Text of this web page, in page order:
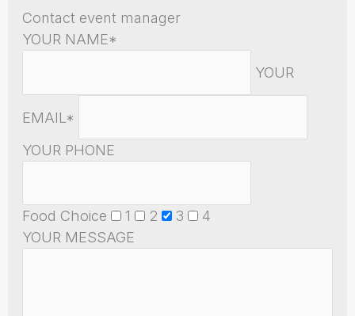
Contact event manager
YOUR NAME*
YOUR
EMAIL*
YOUR PHONE
Food Choice 1 2 3
4
YOUR MESSAGE